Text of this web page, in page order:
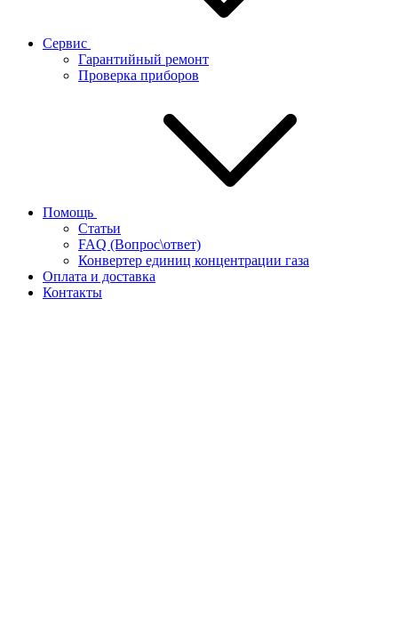
Сервис
Гарантийный ремонт
Проверка приборов
Помощь
Статьи
FAQ (Вопрос\ответ)
Конвертер единиц концентрации газа
Оплата и доставка
Контакты